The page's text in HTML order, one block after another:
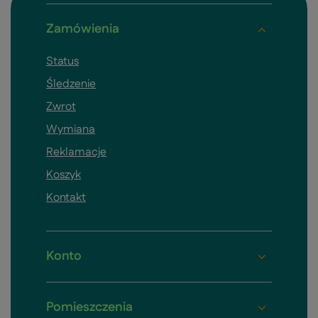
Zamówienia
Status
Śledzenie
Zwrot
Wymiana
Reklamacje
Koszyk
Kontakt
Konto
Pomieszczenia